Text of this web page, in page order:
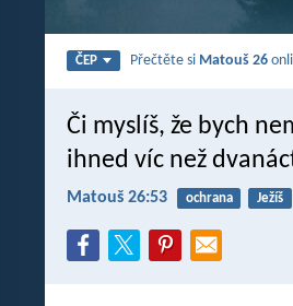
ČEP Přečtěte si Matouš 26
Či myslíš, že bych
ihned víc než
Matouš 26:53 ochrana Ježíš